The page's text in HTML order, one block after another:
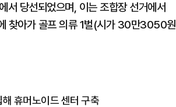
서 당선되었으며, 이는 조합장 선거에서
찾아가 골프 의류 1벌(시가 30만3050원
휴머노이드 센터 구축